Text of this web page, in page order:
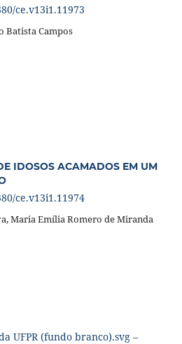
ce.v13i1.11973
Batista Campos
IDOSOS ACAMADOS EM UM
ce.v13i1.11974
Maria Emília Romero de Miranda